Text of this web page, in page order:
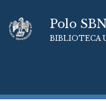
Polo
BIBLIOTECA